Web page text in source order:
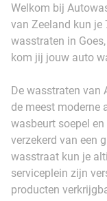
Welkom bij
van Zeeland kun je
wasstraten in
kom jij jouw auto
De wasstraten van
de meest moderne
wasbeurt soepel
verzekerd van een
wasstraat kun je
serviceplein zijn
producten